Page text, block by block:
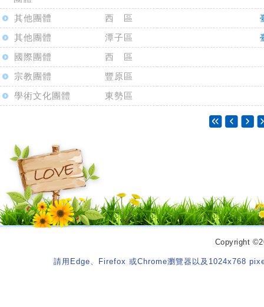
其他團體 西 區
其他團體
潭子區
國際團體
西 區
宗教團體
豐原區
學術文化團體
東勢區
Copyright
請用Edge、Firefox 或Chrome瀏覽器以及1024x768